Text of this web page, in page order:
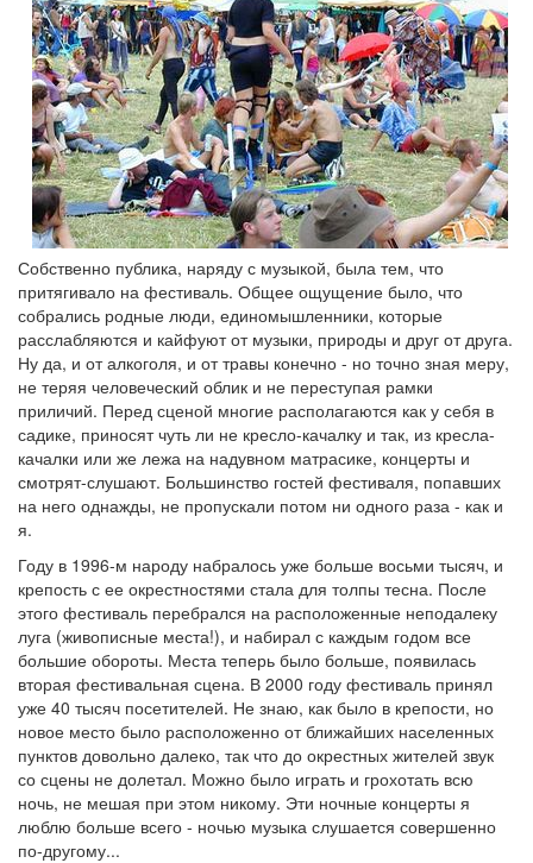
Собственно публика, наряду с музыкой, была тем, что
притягивало на фестиваль. Общее ощущение было, что
собрались родные люди, единомышленники, которые
расслабляются и кайфуют от музыки, природы и друг от друга.
Ну да, и от алкоголя, и от травы конечно - но точно зная меру,
не теряя человеческий облик и не переступая рамки
приличий. Перед сценой многие располагаются как у себя в
садике, приносят чуть ли не кресло-качалку и так, из кресла-
качалки или же лежа на надувном матрасике, концерты и
смотрят-слушают. Большинство гостей фестиваля, попавших
на него однажды, не пропускали потом ни одного раза - как и
я.
Году в 1996-м народу набралось уже больше восьми тысяч, и
крепость с ее окрестностями стала для толпы тесна. После
этого фестиваль перебрался на расположенные неподалеку
луга (живописные места!), и набирал с каждым годом все
большие обороты. Места теперь было больше, появилась
вторая фестивальная сцена. В 2000 году фестиваль принял
уже 40 тысяч посетителей. Не знаю, как было в крепости, но
новое место было расположенно от ближайших населенных
пунктов довольно далеко, так что до окрестных жителей звук
со сцены не долетал. Можно было играть и грохотать всю
ночь, не мешая при этом никому. Эти ночные концерты я
люблю больше всего - ночью музыка слушается совершенно
по-другому...